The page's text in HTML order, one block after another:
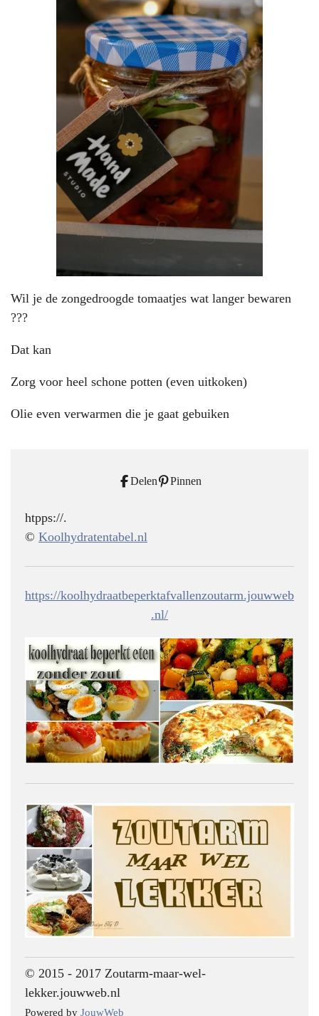
Wil je de zongedroogde tomaatjes wat langer bewaren
???
Dat kan
Zorg voor heel schone potten (even uitkoken)
Olie even verwarmen die je gaat gebuiken
Delen Pinnen
htpps://.
© Koolhydratentabel.nl
https://koolhydraatbeperktafvallenzoutarm.jouwweb
.nl/
© 2015 - 2017 Zoutarm-maar-wel-
lekker.jouwweb.nl
Powered by JouwWeb